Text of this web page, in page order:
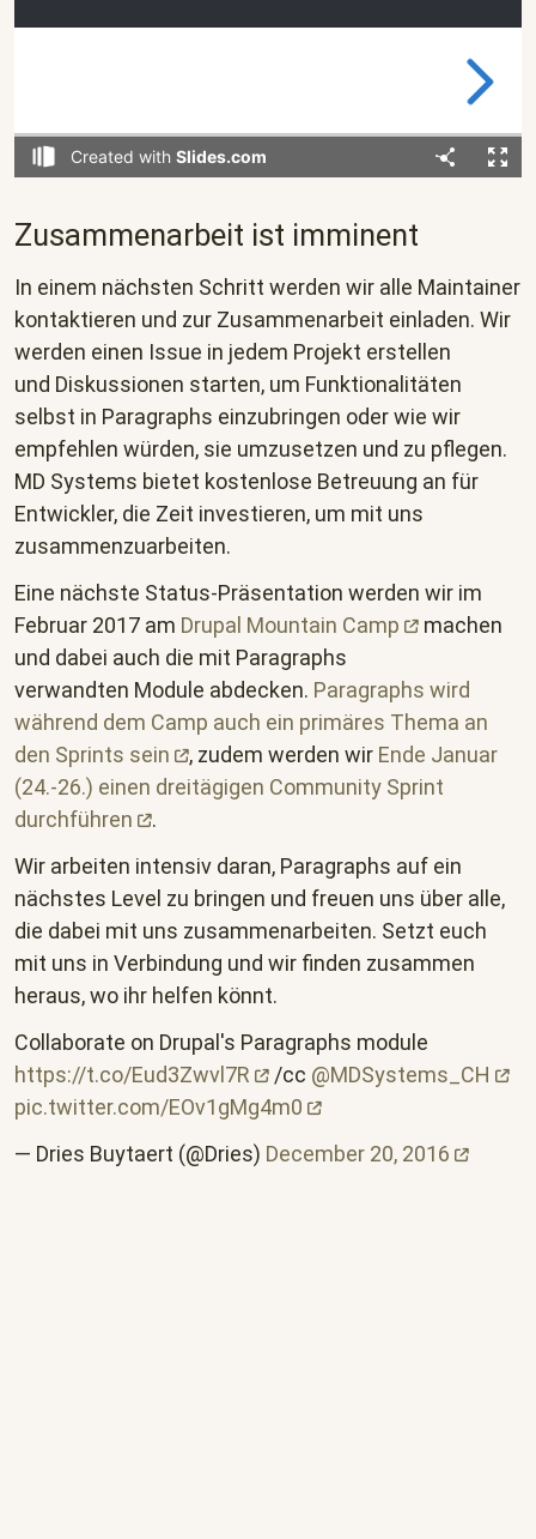
Zusammenarbeit ist imminent
In einem nächsten Schritt werden wir alle Maintainer
kontaktieren und zur Zusammenarbeit einladen. Wir
werden einen Issue in jedem Projekt erstellen
und Diskussionen starten, um Funktionalitäten
selbst in Paragraphs einzubringen oder wie wir
empfehlen würden, sie umzusetzen und zu pflegen.
MD Systems bietet kostenlose Betreuung an für
Entwickler, die Zeit investieren, um mit uns
zusammenzuarbeiten.
Eine nächste Status-Präsentation werden wir im
Februar 2017 am Drupal Mountain Camp
machen
und dabei auch die mit Paragraphs
verwandten Module abdecken. Paragraphs wird
während dem Camp auch ein primäres Thema an
den Sprints sein , zudem werden wir Ende Januar
(24.-26.) einen dreitägigen Community Sprint
durchführen
.
Wir arbeiten intensiv daran, Paragraphs auf ein
nächstes Level zu bringen und freuen uns über alle,
die dabei mit uns zusammenarbeiten. Setzt euch
mit uns in Verbindung und wir finden zusammen
heraus, wo ihr helfen könnt.
Collaborate on Drupal's Paragraphs module
https://t.co/Eud3Zwvl7R
/cc @MDSystems_CH
pic.twitter.com/EOv1gMg4m0
— Dries Buytaert (@Dries) December 20, 2016